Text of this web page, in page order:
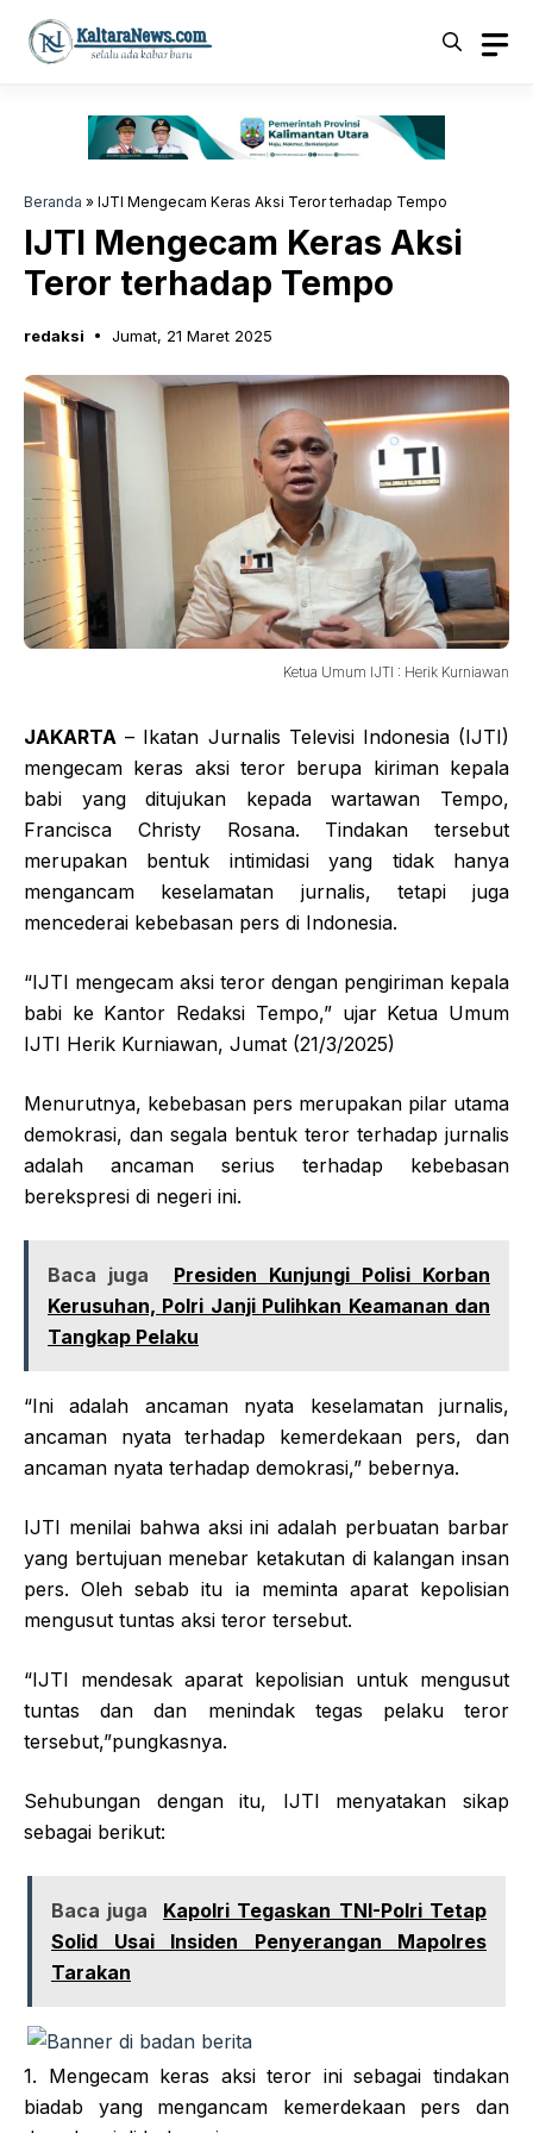
Langsung
Beranda » IJTI Mengecam Keras Aksi Teror terhadap Tempo
IJTI Mengecam Keras Aksi
Teror terhadap Tempo
redaksi Jumat, 21 Maret 2025
Ketua Umum IJTI : Herik Kurniawan
JAKARTA – Ikatan Jurnalis Televisi Indonesia (IJTI)
mengecam keras aksi teror berupa kiriman kepala
babi yang ditujukan kepada wartawan Tempo,
Francisca Christy Rosana. Tindakan tersebut
merupakan bentuk intimidasi yang tidak hanya
mengancam keselamatan jurnalis, tetapi juga
mencederai kebebasan pers di Indonesia.
“IJTI mengecam aksi teror dengan pengiriman kepala
babi ke Kantor Redaksi Tempo,” ujar Ketua Umum
IJTI Herik Kurniawan, Jumat (21/3/2025)
Menurutnya, kebebasan pers merupakan pilar utama
demokrasi, dan segala bentuk teror terhadap jurnalis
adalah ancaman serius terhadap kebebasan
berekspresi di negeri ini.
Baca juga
Presiden Kunjungi Polisi Korban
Kerusuhan, Polri Janji Pulihkan Keamanan dan
Tangkap Pelaku
“Ini adalah ancaman nyata keselamatan jurnalis,
ancaman nyata terhadap kemerdekaan pers, dan
ancaman nyata terhadap demokrasi,” bebernya.
IJTI menilai bahwa aksi ini adalah perbuatan barbar
yang bertujuan menebar ketakutan di kalangan insan
pers. Oleh sebab itu ia meminta aparat kepolisian
mengusut tuntas aksi teror tersebut.
“IJTI mendesak aparat kepolisian untuk mengusut
tuntas dan dan menindak tegas pelaku teror
tersebut,”pungkasnya.
Sehubungan dengan itu, IJTI menyatakan sikap
sebagai berikut:
Baca juga
Kapolri Tegaskan TNI-Polri Tetap
Solid Usai Insiden Penyerangan Mapolres
Tarakan
1. Mengecam keras aksi teror ini sebagai tindakan
biadab yang mengancam kemerdekaan pers dan